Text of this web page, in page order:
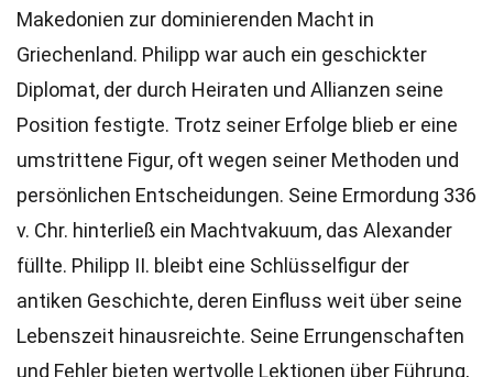
Makedonien zur dominierenden Macht in
Griechenland. Philipp war auch ein geschickter
Diplomat, der durch Heiraten und Allianzen seine
Position festigte. Trotz seiner Erfolge blieb er eine
umstrittene Figur, oft wegen seiner Methoden und
persönlichen Entscheidungen. Seine Ermordung 336
v. Chr. hinterließ ein Machtvakuum, das Alexander
füllte. Philipp II. bleibt eine Schlüsselfigur der
antiken Geschichte, deren Einfluss weit über seine
Lebenszeit hinausreichte. Seine Errungenschaften
und Fehler bieten wertvolle Lektionen über Führung,